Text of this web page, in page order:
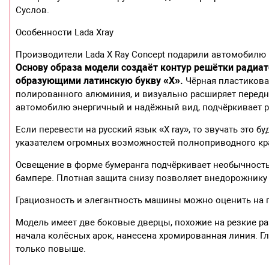
Суслов.
Особенности Lada Xray
Производители Lada X Ray Concept подарили
Основу образа модели создаёт контур решётки
образующими латинскую букву «Х». Чёрная
полированного алюминия, и визуально расширяет
автомобилю энергичный и надёжный вид, подчёркивает
Если перевести на русский язык «X ray», то звучать это
указателем огромных возможностей полноприводного
Освещение в форме бумеранга подчёркивает
бампере. Плотная защита снизу позволяет
Грациозность и элегантность машины можно оценить
Модель имеет две боковые дверцы, похожие на резкие
начала колёсных арок, нанесена хромированная линия.
только повыше.